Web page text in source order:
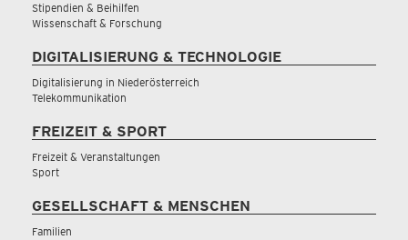
Stipendien & Beihilfen
Wissenschaft & Forschung
DIGITALISIERUNG & TECHNOLOGIE
Digitalisierung in Niederösterreich
Telekommunikation
FREIZEIT & SPORT
Freizeit & Veranstaltungen
Sport
GESELLSCHAFT & MENSCHEN
Familien